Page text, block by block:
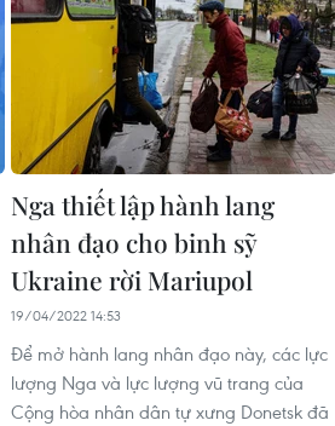
Nga thiết lập hành lang
nhân đạo cho binh sỹ
Ukraine rời Mariupol
19/04/2022 14:53
Để mở hành lang nhân đạo này, các lực
lượng Nga và lực lượng vũ trang của
Cộng hòa nhân dân tự xưng Donetsk đã